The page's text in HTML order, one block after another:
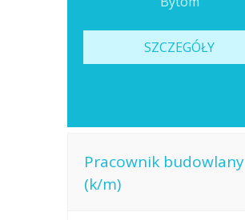
SZCZEGÓŁY
Pracownik budowlany
(k/m)